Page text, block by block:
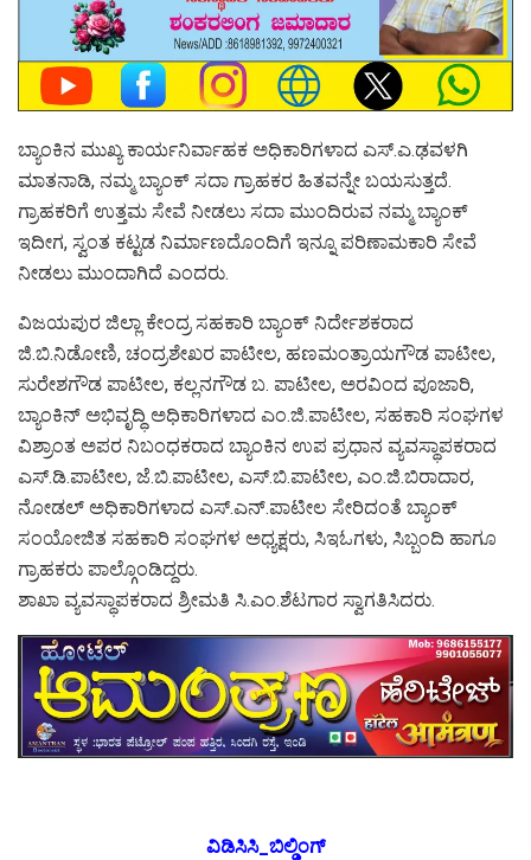
ಬ್ಯಾಂಕಿನ ಮುಖ್ಯ ಕಾರ್ಯನಿರ್ವಾಹಕ ಅಧಿಕಾರಿಗಳಾದ ಎಸ್.ಎ.ಢವಳಗಿ
ಮಾತನಾಡಿ, ನಮ್ಮ ಬ್ಯಾಂಕ್ ಸದಾ ಗ್ರಾಹಕರ ಹಿತವನ್ನೇ ಬಯಸುತ್ತದೆ.
ಗ್ರಾಹಕರಿಗೆ ಉತ್ತಮ ಸೇವೆ ನೀಡಲು ಸದಾ ಮುಂದಿರುವ ನಮ್ಮ ಬ್ಯಾಂಕ್
ಇದೀಗ, ಸ್ವಂತ ಕಟ್ಟಡ ನಿರ್ಮಾಣದೊಂದಿಗೆ ಇನ್ನೂ ಪರಿಣಾಮಕಾರಿ ಸೇವೆ
ನೀಡಲು ಮುಂದಾಗಿದೆ ಎಂದರು.
ವಿಜಯಪುರ ಜಿಲ್ಲಾ ಕೇಂದ್ರ ಸಹಕಾರಿ ಬ್ಯಾಂಕ್ ನಿರ್ದೇಶಕರಾದ
ಜಿ.ಬಿ.ನಿಡೋಣಿ, ಚಂದ್ರಶೇಖರ ಪಾಟೀಲ, ಹಣಮಂತ್ರಾಯಗೌಡ ಪಾಟೀಲ,
ಸುರೇಶಗೌಡ ಪಾಟೀಲ, ಕಲ್ಲನಗೌಡ ಬ. ಪಾಟೀಲ, ಅರವಿಂದ ಪೂಜಾರಿ,
ಬ್ಯಾಂಕಿನ್ ಅಭಿವೃದ್ಧಿ ಅಧಿಕಾರಿಗಳಾದ ಎಂ.ಜಿ.ಪಾಟೀಲ, ಸಹಕಾರಿ ಸಂಘಗಳ
ವಿಶ್ರಾಂತ ಅಪರ ನಿಬಂಧಕರಾದ ಬ್ಯಾಂಕಿನ ಉಪ ಪ್ರಧಾನ ವ್ಯವಸ್ಥಾಪಕರಾದ
ಎಸ್.ಡಿ.ಪಾಟೀಲ, ಜೆ.ಬಿ.ಪಾಟೀಲ, ಎಸ್.ಬಿ.ಪಾಟೀಲ, ಎಂ.ಜಿ.ಬಿರಾದಾರ,
ನೋಡಲ್ ಅಧಿಕಾರಿಗಳಾದ ಎಸ್.ಎನ್.ಪಾಟೀಲ ಸೇರಿದಂತೆ ಬ್ಯಾಂಕ್
ಸಂಯೋಜಿತ ಸಹಕಾರಿ ಸಂಘಗಳ ಅಧ್ಯಕ್ಷರು, ಸಿಇಓಗಳು, ಸಿಬ್ಬಂದಿ ಹಾಗೂ
ಗ್ರಾಹಕರು ಪಾಲ್ಗೊಂಡಿದ್ದರು.
ಶಾಖಾ ವ್ಯವಸ್ಥಾಪಕರಾದ ಶ್ರೀಮತಿ ಸಿ.ಎಂ.ಶೆಟಗಾರ ಸ್ವಾಗತಿಸಿದರು.
ವಿಡಿಸಿಸಿ_ಬಿಲ್ಡಿಂಗ್